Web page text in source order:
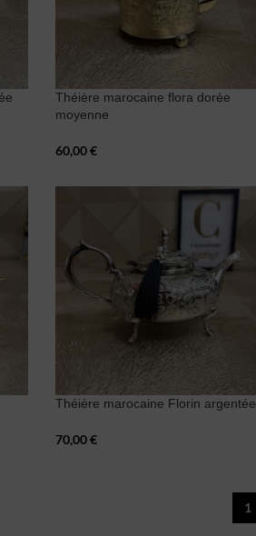
Théière marocaine flora dorée
moyenne
60,00€
Théière marocaine Florin argentée
70,00€
1